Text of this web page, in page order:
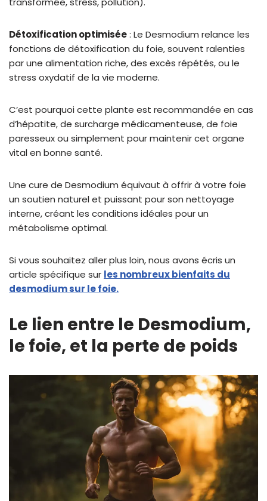
Détoxification optimisée: Le Desmodium relance les
fonctions de détoxification du foie, souvent ralenties
par une alimentation riche, des excès répétés, ou le
stress oxydatif de la vie moderne.
C’est pourquoi cette plante est recommandée en cas
d’hépatite, de surcharge médicamenteuse, de foie
paresseux ou simplement pour maintenir cet organe
vital en bonne santé.
Une cure de Desmodium équivaut à offrir à votre foie
un soutien naturel et puissant pour son nettoyage
interne, créant les conditions idéales pour un
métabolisme optimal.
Si vous souhaitez aller plus loin, nous avons écris un
article spécifique sur les nombreux bienfaits du
desmodium sur le foie.
Le lien entre le Desmodium,
le foie, et la perte de poids